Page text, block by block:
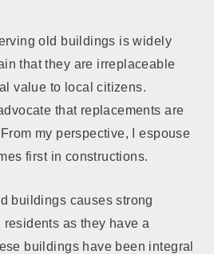
old buildings is widely
that they are irreplaceable
value to local citizens.
that replacements are
my perspective, I espouse
first in constructions.
buildings causes strong
as they have a
buildings have been integral